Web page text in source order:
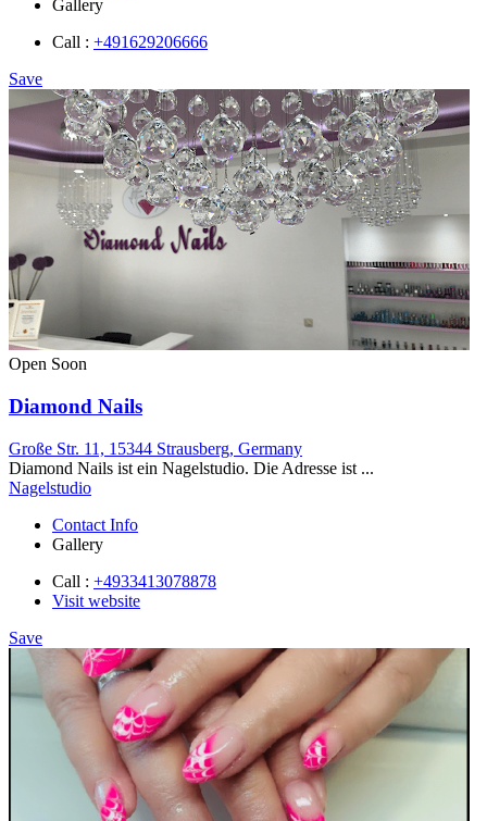
Gallery
Call : +491629206666
Save
Open Soon
Diamond Nails
Große Str. 11, 15344 Strausberg, Germany
Diamond Nails ist ein Nagelstudio. Die Adresse ist ...
Nagelstudio
Contact Info
Gallery
Call : +4933413078878
Visit website
Save